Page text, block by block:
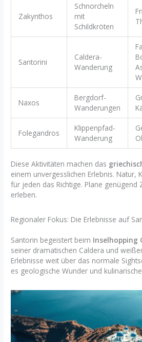
Zakynthos
Schnorcheln
mit
Schildkröten
Santorini
Caldera-
Wanderung
Naxos
Bergdorf-
Wanderungen
Folegandros
Klippenpfad-
Wanderung
Diese Aktivitäten machen das
einem unvergesslichen Erlebnis. Natur,
für jeden das Richtige. Plane genügend
erleben.
Regionaler Fokus: Die Erlebnisse auf
Santorin begeistert beim Inselhopping
seiner dramatischen Caldera und
Erlebnisse weit über das normale
es geologische Wunder und